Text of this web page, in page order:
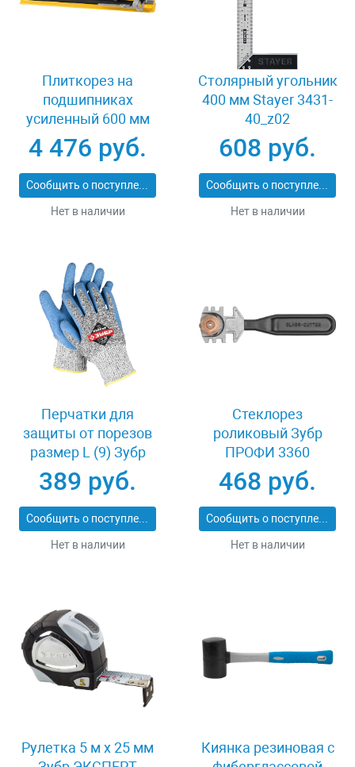
Плиткорез на
подшипниках
усиленный 600 мм
Stayer PROFI 3318-60
4 476 руб.
Сообщить о поступлении
Нет в наличии
Столярный угольник
400 мм Stayer 3431-
40_z02
608 руб.
Сообщить о поступлении
Нет в наличии
Перчатки для
защиты от порезов
размер L (9) Зубр
11277-L
389 руб.
Сообщить о поступлении
Нет в наличии
Стеклорез
роликовый Зубр
ПРОФИ 3360
468 руб.
Сообщить о поступлении
Нет в наличии
Рулетка 5 м x 25 мм
Киянка резиновая с